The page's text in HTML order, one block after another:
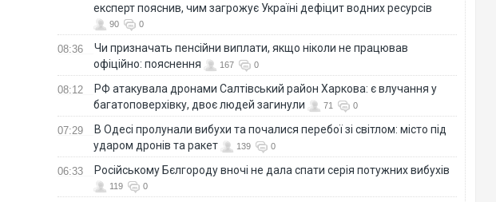
експерт пояснив, чим загрожує Україні дефіцит водних ресурсів
90 0
08:36
Чи призначать пенсійни виплати, якщо ніколи не працював
офіційно: пояснення
167 0
08:12
РФ атакувала дронами Салтівський район Харкова: є влучання у
багатоповерхівку, двоє людей загинули
71 0
07:29
В Одесі пролунали вибухи та почалися перебої зі світлом: місто під
ударом дронів та ракет
139 0
06:33 Російському Бєлгороду вночі не дала спати серія потужних вибухів
119 0